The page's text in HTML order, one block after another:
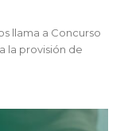
llama a Concurso
la provisión de